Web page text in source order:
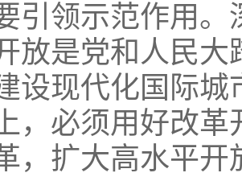
引领示范作用
放是党和人民
设现代化国际
，必须用好改
，扩大高水平